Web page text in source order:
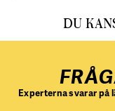
DU
Experterna svarar på